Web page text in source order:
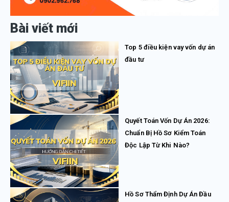
Bài viết mới
Top 5 điều kiện vay vốn dự án
đầu tư
Quyết Toán Vốn Dự Án 2026:
Chuẩn Bị Hồ Sơ Kiểm Toán
Độc Lập Từ Khi Nào?
Hồ Sơ Thẩm Định Dự Án Đầu